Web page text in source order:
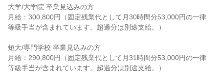
大学/大学院 卒業見込みの方
月給：300,800円（固定残業代として月30時間分53,000円の一律
等級手当が含まれています。超過分は別途支給。）
短大/専門学校 卒業見込みの方
月給：290,800円（固定残業代として月31時間分53,000円の一律
等級手当が含まれています。超過分は別途支給。）